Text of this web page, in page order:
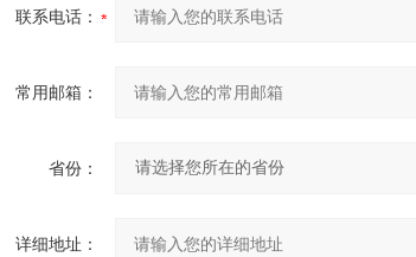
联系电话：
常用邮箱：
省份：
详细地址：